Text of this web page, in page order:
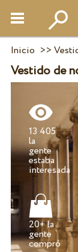
Inicio >>
Vestido de
13 405
la
gente
estaba
20+ la
gente
compró